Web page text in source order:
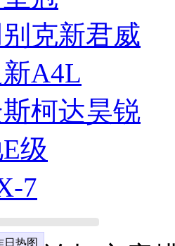
别克新君威
A4L
斯柯达昊锐
级
7
日热图